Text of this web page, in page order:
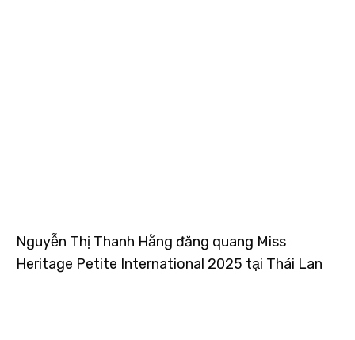
Nguyễn Thị Thanh Hằng đăng quang Miss
Heritage Petite International 2025 tại Thái Lan